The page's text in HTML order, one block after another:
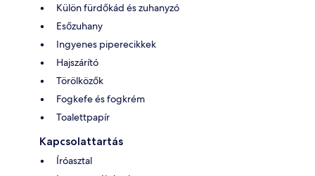
Külön fürdőkád és zuhanyzó
Esőzuhany
Ingyenes piperecikkek
Hajszárító
Törölközők
Fogkefe és fogkrém
Toalettpapír
Kapcsolattartás
Íróasztal